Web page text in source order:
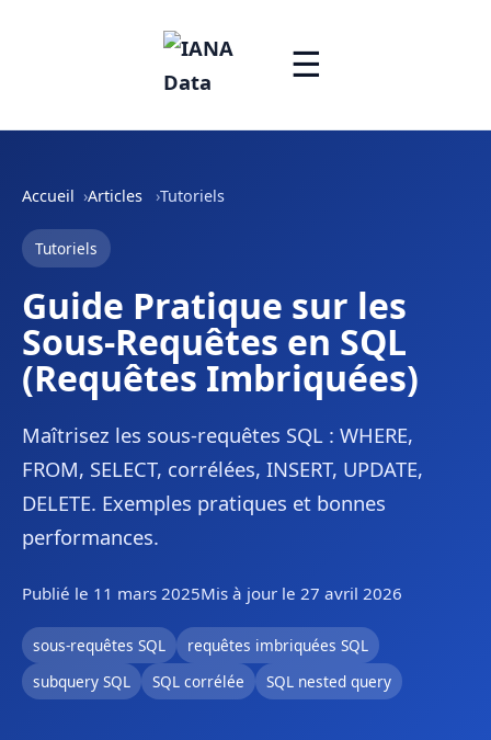
☰
Accueil Articles Tutoriels
Tutoriels
Guide Pratique sur les
Sous-Requêtes en SQL
(Requêtes Imbriquées)
Maîtrisez les sous-requêtes SQL : WHERE,
FROM, SELECT, corrélées, INSERT, UPDATE,
DELETE. Exemples pratiques et bonnes
performances.
Publié le 11 mars 2025Mis à jour le 27 avril 2026
sous-requêtes SQL
requêtes imbriquées SQL
subquery SQL
SQL corrélée SQL nested query